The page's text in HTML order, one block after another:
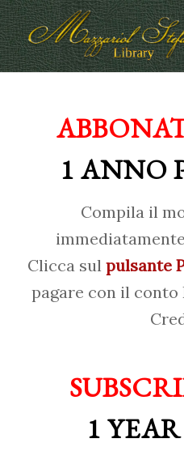
1 ANNO
Compila il
Clicca sul pulsante
pagare con il conto
1